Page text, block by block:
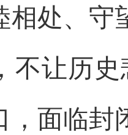
相处、守
不让历
，面临封